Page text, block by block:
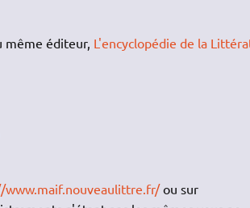
même éditeur, L'encyclopédie de la
www.maif.nouveaulittre.fr/ou sur